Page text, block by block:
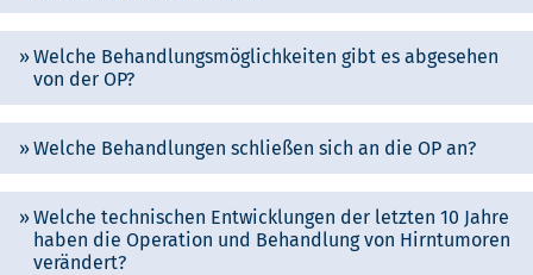
Welche Behandlungsmöglichkeiten gibt es abgesehen
von der OP?
Welche Behandlungen schließen sich an die OP an?
Welche technischen Entwicklungen der letzten 10 Jahre
haben die Operation und Behandlung von Hirntumoren
verändert?